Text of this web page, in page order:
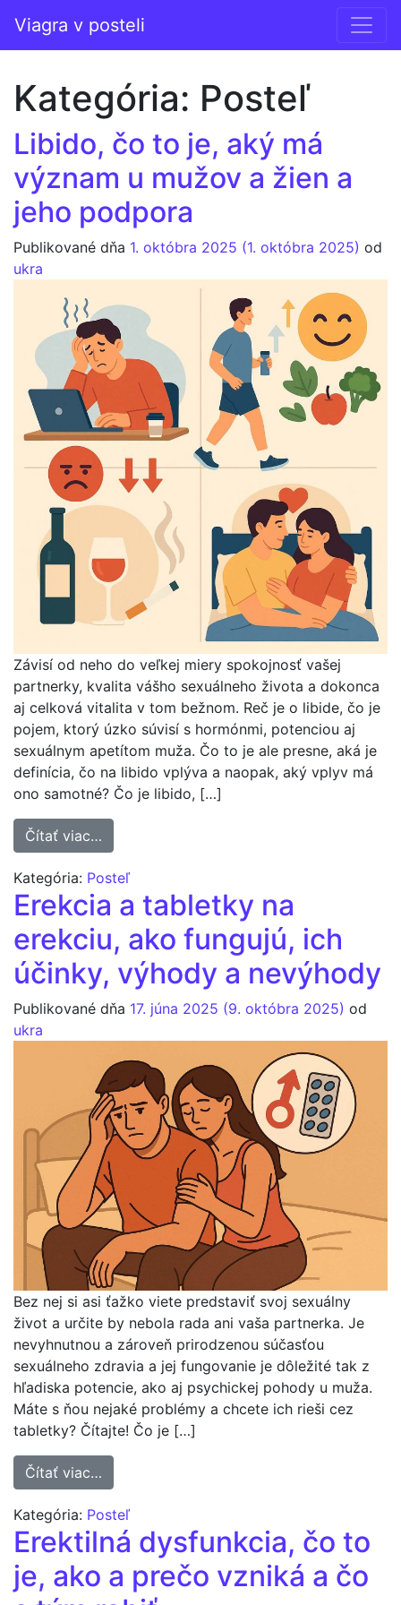
Hlavná navigácia
Viagra v posteli
Kategória: Posteľ
Libido, čo to je, aký má
význam u mužov a žien a
jeho podpora
Publikované dňa 1. októbra 2025 (1. októbra 2025) od
ukra
Závisí od neho do veľkej miery spokojnosť vašej
partnerky, kvalita vášho sexuálneho života a dokonca
aj celková vitalita v tom bežnom. Reč je o libide, čo je
pojem, ktorý úzko súvisí s hormónmi, potenciou aj
sexuálnym apetítom muža. Čo to je ale presne, aká je
definícia, čo na libido vplýva a naopak, aký vplyv má
ono samotné? Čo je libido, […]
Čítať viac…
Kategória: Posteľ
Erekcia a tabletky na
erekciu, ako fungujú, ich
účinky, výhody a nevýhody
Publikované dňa 17. júna 2025 (9. októbra 2025) od
ukra
Bez nej si asi ťažko viete predstaviť svoj sexuálny
život a určite by nebola rada ani vaša partnerka. Je
nevyhnutnou a zároveň prirodzenou súčasťou
sexuálneho zdravia a jej fungovanie je dôležité tak z
hľadiska potencie, ako aj psychickej pohody u muža.
Máte s ňou nejaké problémy a chcete ich rieši cez
tabletky? Čítajte! Čo je […]
Čítať viac…
Kategória: Posteľ
Erektilná dysfunkcia, čo to
je, ako a prečo vzniká a čo